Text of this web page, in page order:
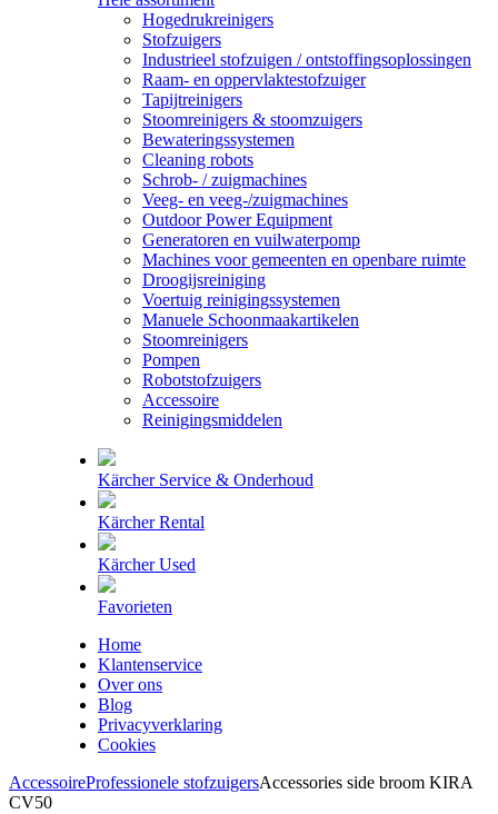
Hogedrukreinigers
Stofzuigers
Industrieel stofzuigen / ontstoffingsoplossingen
Raam- en oppervlaktestofzuiger
Tapijtreinigers
Stoomreinigers & stoomzuigers
Bewateringssystemen
Cleaning robots
Schrob- / zuigmachines
Veeg- en veeg-/zuigmachines
Outdoor Power Equipment
Generatoren en vuilwaterpomp
Machines voor gemeenten en openbare ruimte
Droogijsreiniging
Voertuig reinigingssystemen
Manuele Schoonmaakartikelen
Stoomreinigers
Pompen
Robotstofzuigers
Accessoire
Reinigingsmiddelen
Kärcher Service & Onderhoud
Kärcher Rental
Kärcher Used
Favorieten
Home
Klantenservice
Over ons
Blog
Privacyverklaring
Cookies
AccessoireProfessionele stofzuigersAccessories side broom KIRA
CV50